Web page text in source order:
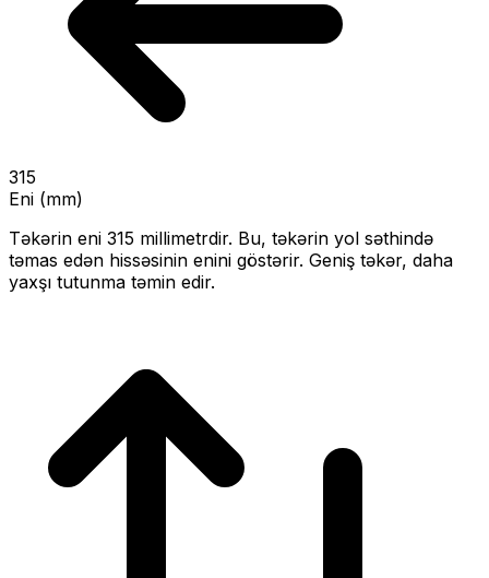
315
Eni (mm)
Təkərin eni 315 millimetrdir. Bu, təkərin yol səthində
təmas edən hissəsinin enini göstərir. Geniş təkər, daha
yaxşı tutunma təmin edir.